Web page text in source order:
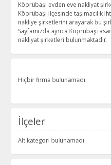
Köprübaşı evden eve nakliyat
Köprübaşı ilçesinde taşımacılık
nakliye şirketlerini arayarak bu
Sayfamızda ayrıca Köprübaşı
nakliyat şirketleri bulunmaktadır.
Hiçbir firma bulunamadı.
İlçeler
Alt kategori bulunamadı